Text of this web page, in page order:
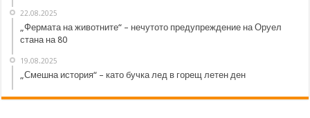
22.08.2025
„Фермата на животните“ – нечутото предупреждение на Оруел
стана на 80
19.08.2025
„Смешна история“ – като бучка лед в горещ летен ден